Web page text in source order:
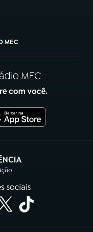
MEC
MEC
com você.
em nova aba)
sociais